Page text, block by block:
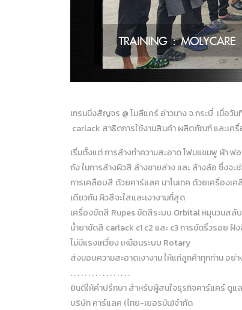
เทรนนิ่งสัญจร @ โมลีแคร์ อ่าวนาง จ.กระบี่ เมื่อวัน
carlack สาธิตการใช้งานสินค้า ผลิตภัณฑ์ และเค
เริ่มตั้งแต่ การล้างทำความสะอาด โฟมแชมพู ผ้า
ถัง ในการล้างผิวสี ล้างชายล่าง และ ล้างล้อ ซึ่งจ
การเคลือบสี ด้วยคาร์แลค นาโนเทค ด้วยเครื่องเ
เดียวกัน ผิวสีจะใสและเงางามที่สุด
เครื่องขัดสี Rupes ขัดสีระบบ Orbital หมุนวนสลั
น้ำยาขัดสี carlack c1 c2 และ c3 การขัดริ้วรอย
ไม่มีแรงเหวี่ยง เหมือนระบบ Rotary
ส่งมอบความสะอาดเงางาม ให้แก่ลูกค้าทุกท่าน อย่
. . . . . . . . . . . . . . . . .
ยินดีให้คำปรึกษา สำหรับผู้สนใจธุรกิจคาร์แคร์ ดู
บริษัท คาร์แลค (ไทย-เยอรมัน)จำกัด